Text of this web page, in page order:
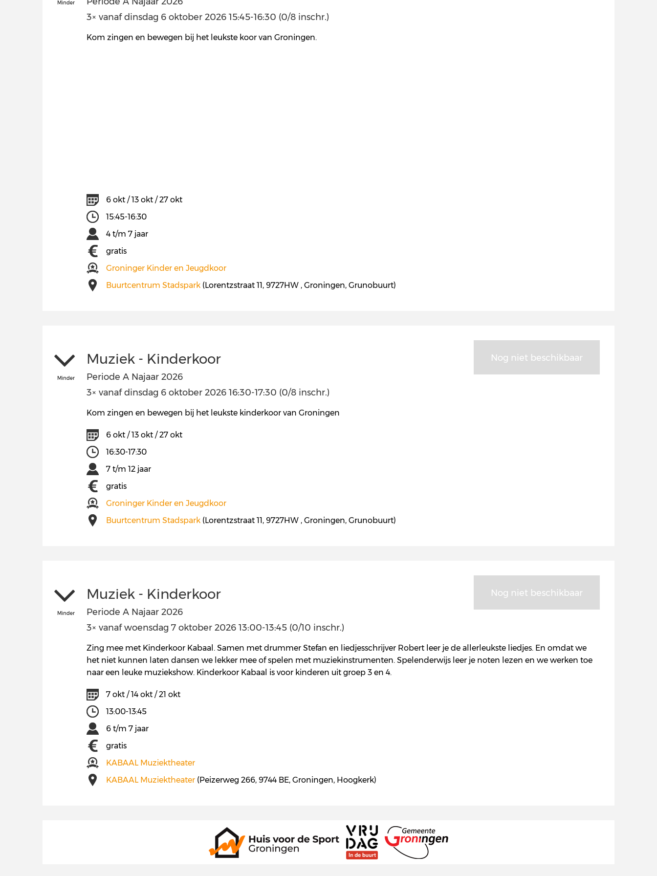
Minder
3× vanaf dinsdag 6 oktober 2026 15:45-16:30 (0/8 inschr.)
Kom zingen en bewegen bij het leukste koor van Groningen.
6 okt / 13 okt / 27 okt
15:45-16:30
4 t/m 7 jaar
gratis
Groninger Kinder en Jeugdkoor
Buurtcentrum Stadspark (Lorentzstraat 11, 9727HW , Groningen, Grunobuurt)
Nog niet beschikbaar
Minder
Muziek - Kinderkoor
Periode A Najaar 2026
3× vanaf dinsdag 6 oktober 2026 16:30-17:30 (0/8 inschr.)
Kom zingen en bewegen bij het leukste kinderkoor van Groningen
6 okt / 13 okt / 27 okt
16:30-17:30
7 t/m 12 jaar
gratis
Groninger Kinder en Jeugdkoor
Buurtcentrum Stadspark (Lorentzstraat 11, 9727HW , Groningen, Grunobuurt)
Nog niet beschikbaar
Minder
Muziek - Kinderkoor
Periode A Najaar 2026
3× vanaf woensdag 7 oktober 2026 13:00-13:45 (0/10 inschr.)
Zing mee met Kinderkoor Kabaal. Samen met drummer Stefan en liedjesschrijver Robert leer je de allerleukste liedjes. En omdat we
het niet kunnen laten dansen we lekker mee of spelen met muziekinstrumenten. Spelenderwijs leer je noten lezen en we werken toe
naar een leuke muziekshow. Kinderkoor Kabaal is voor kinderen uit groep 3 en 4.
7 okt / 14 okt / 21 okt
13:00-13:45
6 t/m 7 jaar
gratis
KABAAL Muziektheater
KABAAL Muziektheater (Peizerweg 266, 9744 BE, Groningen, Hoogkerk)